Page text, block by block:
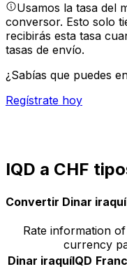
Usamos la tasa del
conversor. Esto solo
recibirás esta tasa
tasas de envío.
¿Sabías que puedes
Regístrate hoy
IQD a CHF
Convertir Dinar
Rate information
currency
Dinar iraquíIQD